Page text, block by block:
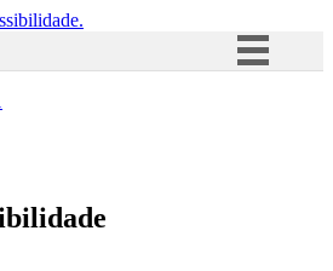
Acesso à informação